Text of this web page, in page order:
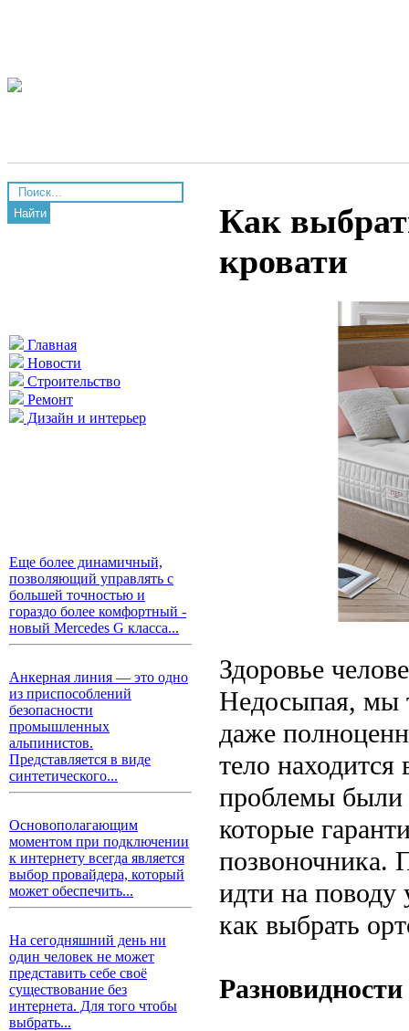
Найти
Главная
Новости
Строительство
Ремонт
Дизайн и интерьер
Еще более динамичный,
позволяющий управлять с
большей точностью и
гораздо более комфортный -
новый Mercedes G класса...
Анкерная линия — это одно
из приспособлений
безопасности
промышленных
альпинистов.
Представляется в виде
синтетического...
Основополагающим
моментом при подключении
к интернету всегда является
выбор провайдера, который
может обеспечить...
На сегодняшний день ни
один человек не может
представить себе своё
существование без
интернета. Для того чтобы
выбрать...
Как
кровати
Здоровье
Недосыпая, мы
даже
тело
проблемы были
которые
позвоночника.
идти на поводу
как выбрать